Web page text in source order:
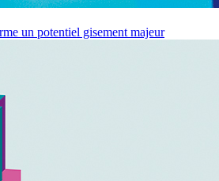
un potentiel gisement majeur